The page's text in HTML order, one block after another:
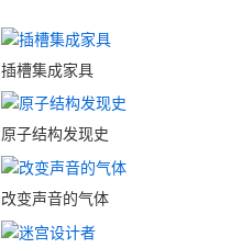
插槽集成家具
原子结构发现史
改变声音的气体